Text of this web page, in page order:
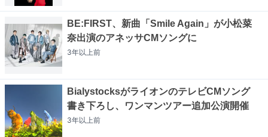
BE:FIRST、新曲「Smile Again」が小松菜
奈出演のアネッサCMソングに
3年以上前
BialystocksがライオンのテレビCMソング
書き下ろし、ワンマンツアー追加公演開催
3年以上前